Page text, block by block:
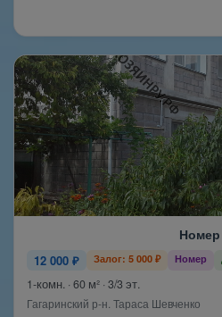
Номер
12 000 ₽ Залог: 5 000 ₽ Номер
1-комн. · 60 м² · 3/3 эт.
Гагаринский р-н. Тараса Шевченко